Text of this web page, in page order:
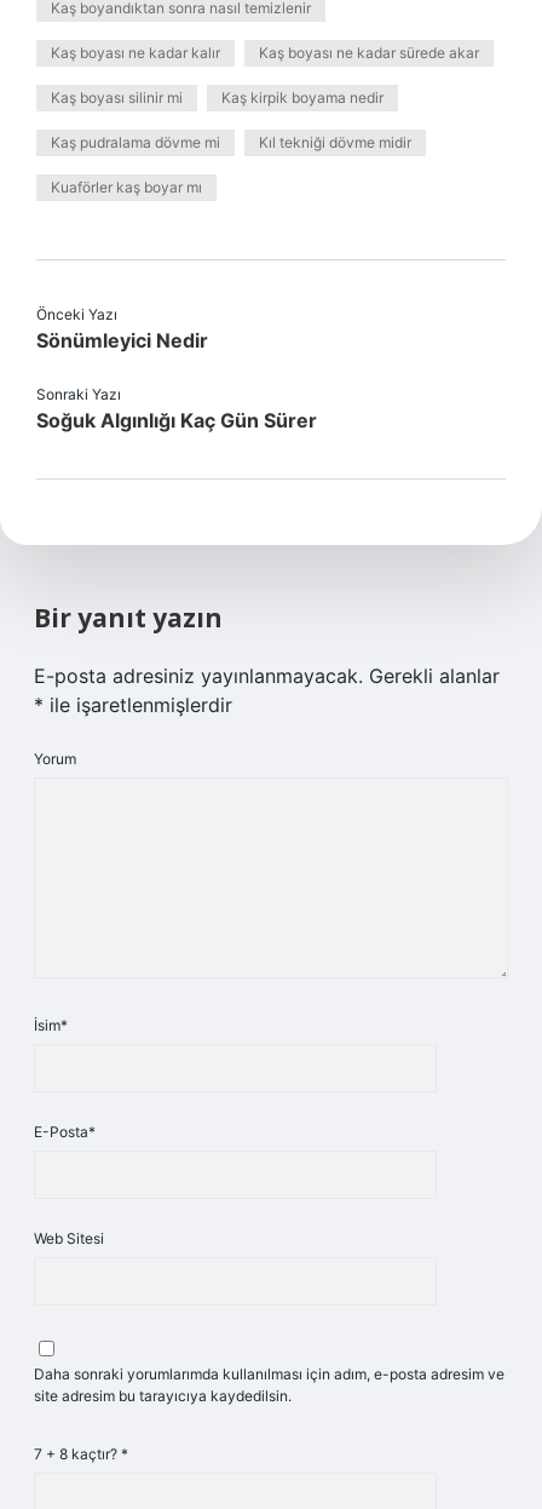
Kaş boyandıktan sonra nasıl temizlenir
Kaş boyası ne kadar kalır Kaş boyası ne kadar sürede akar
Kaş boyası silinir mi Kaş kirpik boyama nedir
Kaş pudralama dövme mi Kıl tekniği dövme midir
Kuaförler kaş boyar mı
Önceki Yazı
Sönümleyici Nedir
Sonraki Yazı
Soğuk Algınlığı Kaç Gün Sürer
Bir yanıt yazın
E-posta adresiniz yayınlanmayacak. Gerekli alanlar
* ile işaretlenmişlerdir
Yorum
İsim*
E-Posta*
Web Sitesi
Daha sonraki yorumlarımda kullanılması için adım, e-posta adresim ve
site adresim bu tarayıcıya kaydedilsin.
7 + 8 kaçtır? *